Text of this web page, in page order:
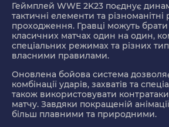
Геймплей WWE 2K23 поєднує
тактичні елементи та
проходження. Гравці можуть брати
класичних матчах один на один,
спеціальних режимах та різних
власними правилами.
Оновлена бойова система
комбінації ударів, захватів та
також використовувати
матчу. Завдяки покращеній
більш плавними та природними.